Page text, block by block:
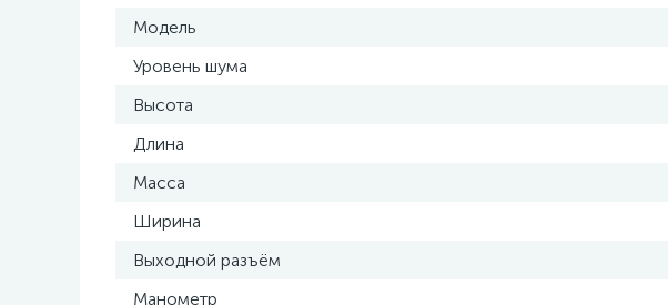
Модель
Уровень шума
Высота
Длина
Масса
Ширина
Выходной разъём
Манометр